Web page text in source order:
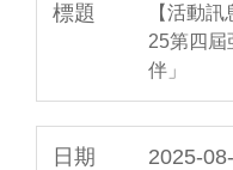
【活動
25第四屆
伴」
2025-